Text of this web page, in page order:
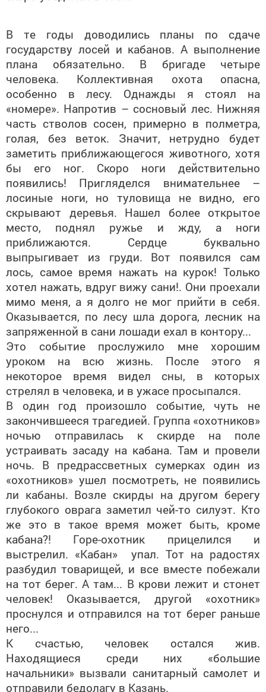
В те годы доводились планы по сдаче
государству лосей и кабанов. А выполнение
плана обязательно. В бригаде четыре
человека. Коллективная охота опасна,
особенно в лесу. Однажды я стоял на
«номере». Напротив – сосновый лес. Нижняя
часть стволов сосен, примерно в полметра,
голая, без веток. Значит, нетрудно будет
заметить приближающегося животного, хотя
бы его ног. Скоро ноги действительно
появились! Пригляделся внимательнее –
лосиные ноги, но туловища не видно, его
скрывают деревья. Нашел более открытое
место, поднял ружье и жду, а ноги
приближаются. Сердце буквально
выпрыгивает из груди. Вот появился сам
лось, самое время нажать на курок! Только
хотел нажать, вдруг вижу сани!. Они проехали
мимо меня, а я долго не мог прийти в себя.
Оказывается, по лесу шла дорога, лесник на
запряженной в сани лошади ехал в контору...
Это событие прослужило мне хорошим
уроком на всю жизнь. После этого я
некоторое время видел сны, в которых
стрелял в человека, и в ужасе просыпался.
В один год произошло событие, чуть не
закончившееся трагедией. Группа «охотников»
ночью отправилась к скирде на поле
устраивать засаду на кабана. Там и провели
ночь. В предрассветных сумерках один из
«охотников» ушел посмотреть, не появились
ли кабаны. Возле скирды на другом берегу
глубокого оврага заметил чей-то силуэт. Кто
же это в такое время может быть, кроме
кабана?! Горе-охотник прицелился и
выстрелил. «Кабан» упал. Тот на радостях
разбудил товарищей, и все вместе побежали
на тот берег. А там... В крови лежит и стонет
человек! Оказывается, другой «охотник»
проснулся и отправился на тот берег раньше
него...
К счастью, человек остался жив.
Находящиеся среди них «большие
начальники» вызвали санитарный самолет и
отправили бедолагу в Казань.